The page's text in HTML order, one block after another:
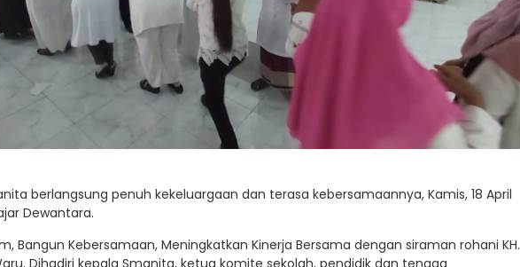
berlangsung penuh kekeluargaan dan terasa kebersamaannya, Kamis, 18 April
Dewantara.
Bangun Kebersamaan, Meningkatkan Kinerja Bersama dengan siraman rohani KH.